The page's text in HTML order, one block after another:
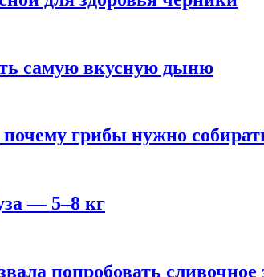
самую вкусную дыню
грибы нужно
— 5–8 кг
попробовать